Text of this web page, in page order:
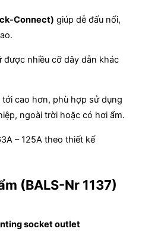
Connect) giúp dễ đấu nối,
được nhiều cỡ dây dẫn khác
tới cao hơn, phù hợp sử dụng
ngoài trời hoặc có hơi ẩm.
– 125A theo thiết kế
(BALS-Nr 1137)
socket outlet